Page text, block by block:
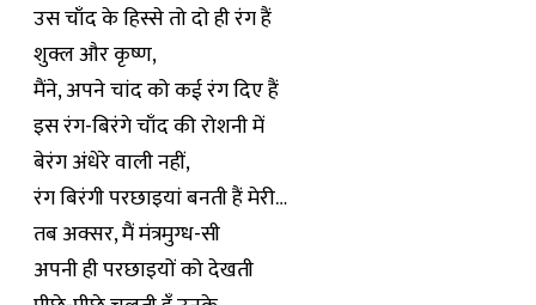
उस चाँद के हिस्से तो दो ही रंग हैं
शुक्ल और कृष्ण,
मैंने, अपने चांद को कई रंग दिए हैं
इस रंग-बिरंगे चाँद की रोशनी में
बेरंग अंधेरे वाली नहीं,
रंग बिरंगी परछाइयां बनती हैं मेरी…
तब अक्सर, मैं मंत्रमुग्ध-सी
अपनी ही परछाइयों को देखती